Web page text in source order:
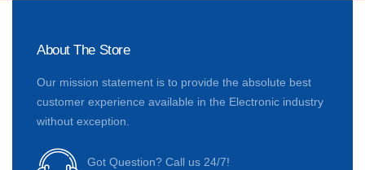
About The Store
Our mission statement is to provide the absolute best
customer experience available in the Electronic industry
without exception.
Got Question? Call us 24/7!